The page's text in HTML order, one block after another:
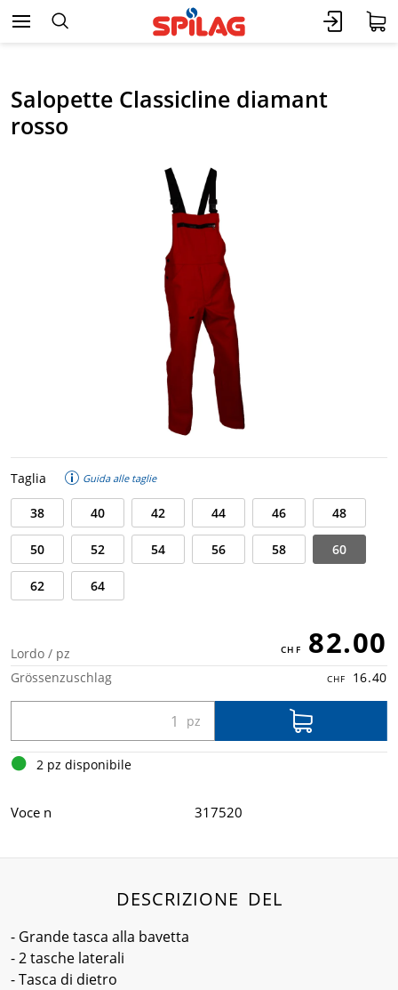
Salopette Classicline diamant
rosso
Taglia Guida alle taglie
38 40 42 44 46 48
50 52 54 56 58 60
62 64
Lordo / pz 82.00
Grössenzuschlag 16.40
2 pz disponibile
Voce n 317520
DESCRIZIONE DEL
- Grande tasca alla bavetta
- 2 tasche laterali
- Tasca di dietro